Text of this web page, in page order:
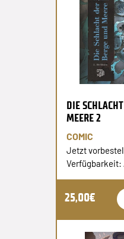
DIE
MEERE 2
COMIC
Jetzt
Verfügbarkeit:
25,00€